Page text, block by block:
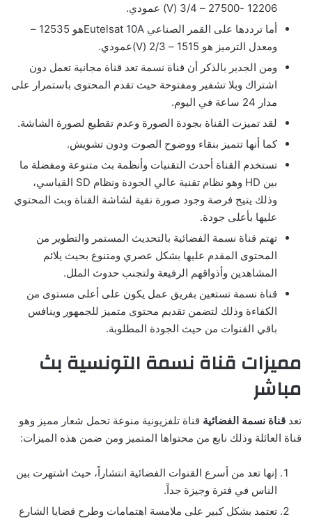
12206 -27500 – 3/4 (V) عمودي.
أما ترددها على القمر الصناعي Eutelsat 10Aهو 12535 –
ومعدل الترميز هو 1515 – 2/3 (V)عمودي.
ومن الجدير بالذكر أن قناة نسمة تعد قناة مجانية تعمل دون
اشتراك وبلا تشفير ومفتوحة حيث تقدم المحتوى باستمرار على
مدار 24 ساعة في اليوم.
لقد تميزت القناة بجودة الصورة وعدم تقطيع لصورة الشاشة.
كما أنها تتميز بنقاء ووضوح الصوت ودون تشويش.
تستخدم القناة أحدث التقنيات وأنظمة بث متنوعة ومفضلة ما
بين HD وهو نظام تقنية عالي الجودة ونظام SD القياسي،
وذلك يتيح فرصة وجود صورة نقية لشاشة القناة وبث المحتوي
عليها بأعلى جودة.
تهتم قناة نسمة الفضائية بالتحديث المستمر والتطوير من
المحتوى المقدم عليها بشكل عصري ومتنوع بحيث يلائم
المشاهدين وأذواقهم الرفيعة ولتجنب حدوث الملل.
قناة نسمة تستعين بفريق عمل يكون على أعلى مستوى من
الكفاءة وذلك لتضمن تقديم محتوى متميز للجمهور وينافس
باقي القنوات من حيث الجودة المطلوبة.
مميزات قناة نسمة التونسية بث
مباشر
تعد قناة نسمة الفضائية قناة تلفزيونية منوعة تحمل شعار مميز وهو
قناة العائلة وذلك نابع من محتواها المتميز ومن ضمن هذه الميزات:
إنها تعد من أسرع القنوات الفضائية انتشاراً، حيث اشتهرت بين
الناس في فترة وجيزة جداً.
تعتمد بشكل كبير على ملامسة اهتمامات وطرح قضايا الشارع